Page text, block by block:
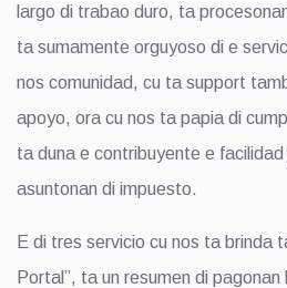
largo di trabao duro, ta
ta sumamente orguyoso di e
nos comunidad, cu ta support
apoyo, ora cu nos ta papia di
ta duna e contribuyente e
asuntonan di impuesto.
E di tres servicio cu nos ta brinda
Portal”, ta un resumen di